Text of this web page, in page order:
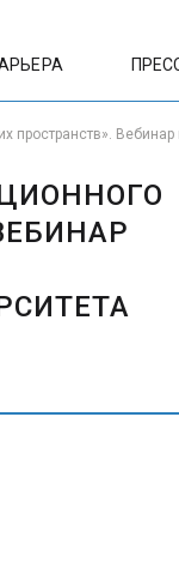
пространств».